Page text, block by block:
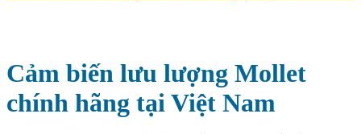
Cảm biến lưu lượng Mollet
chính hãng tại Việt Nam